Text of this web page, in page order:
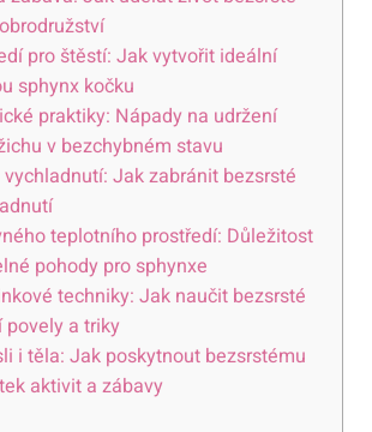
pro štěstí: Jak vytvořit ideální
sphynx kočku
praktiky: Nápady na udržení
v bezchybném stavu
Jak zabránit bezsrsté
teplotního prostředí: Důležitost
pohody pro sphynxe
techniky: Jak naučit bezsrsté
povely a triky
i těla: Jak poskytnout bezsrstému
aktivit a zábavy